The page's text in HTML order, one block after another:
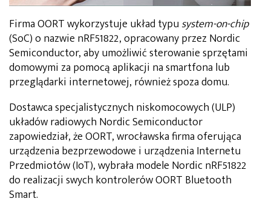
Firma OORT wykorzystuje układ typu system-on-chip
(SoC) o nazwie nRF51822, opracowany przez Nordic
Semiconductor, aby umożliwić sterowanie sprzętami
domowymi za pomocą aplikacji na smartfona lub
przeglądarki internetowej, również spoza domu.
Dostawca specjalistycznych niskomocowych (ULP)
układów radiowych Nordic Semiconductor
zapowiedział, że OORT, wrocławska firma oferująca
urządzenia bezprzewodowe i urządzenia Internetu
Przedmiotów (IoT), wybrała modele Nordic nRF51822
do realizacji swych kontrolerów OORT Bluetooth
Smart.